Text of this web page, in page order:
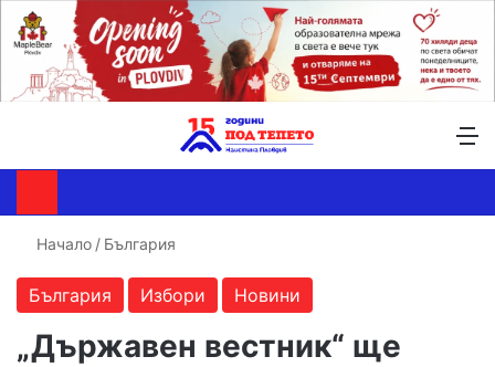
Начало / България
България Избори Новини
„Държавен вестник“ ще